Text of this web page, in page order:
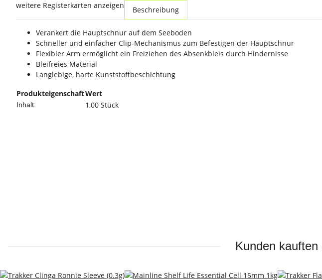
weitere Registerkarten anzeigen Beschreibung
Verankert die Hauptschnur auf dem Seeboden
Schneller und einfacher Clip-Mechanismus zum Befestigen der Hauptschnur
Flexibler Arm ermöglicht ein Freiziehen des Absenkbleis durch Hindernisse
Bleifreies Material
Langlebige, harte Kunststoffbeschichtung
ProdukteigenschaftWert
Inhalt: 1,00 Stück
Kunden